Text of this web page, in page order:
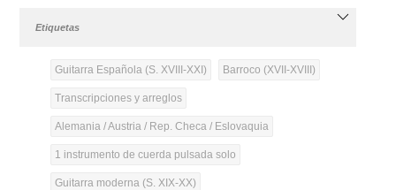
Etiquetas
Guitarra Española (S. XVIII-XXI) Barroco (XVII-XVIII)
Transcripciones y arreglos
Alemania / Austria / Rep. Checa / Eslovaquia
1 instrumento de cuerda pulsada solo
Guitarra moderna (S. XIX-XX)